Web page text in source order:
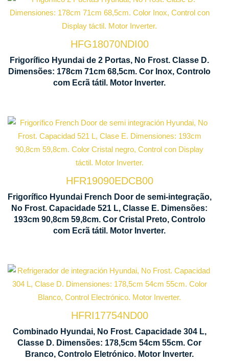
HFG18070NDI00
Frigorífico Hyundai de 2 Portas, No Frost. Classe D.
Dimensões: 178cm 71cm 68,5cm. Cor Inox, Controlo
com Ecrã tátil. Motor Inverter.
Tecnologia
Motor
Inverter
HFR19090EDCB00
Frigorífico Hyundai French Door de semi-integração,
No Frost. Capacidade 521 L, Classe E. Dimensões:
193cm 90,8cm 59,8cm. Cor Cristal Preto, Controlo
com Ecrã tátil. Motor Inverter.
Tecnologia
Ventilação
Multi Air
Flow
HFRI17754ND00
Combinado Hyundai, No Frost. Capacidade 304 L,
Classe D. Dimensões: 178,5cm 54cm 55cm. Cor
Branco, Controlo Eletrónico. Motor Inverter.
Tecnologia
No Frost
Ventilação
Multi Air
Flow